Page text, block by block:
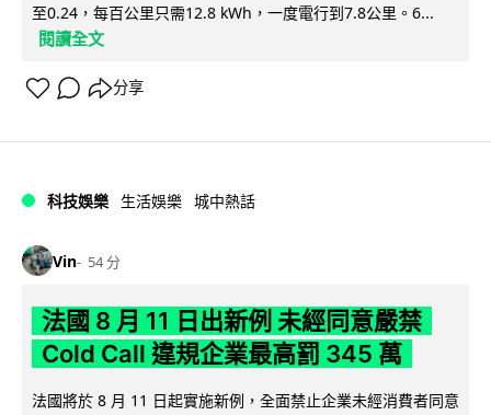
至0.24，每百公里只需12.8 kWh，一度電行到7.8公里。6...
閱讀全文
分享
科技娛樂 生活娛樂 城中熱話
Vin 54 分
法國 8 月 11 日出新例 未經同意嚴禁
Cold Call 違規企業最高罰 345 萬
法國將於 8 月 11 日起實施新例，全面禁止企業未經消費者同意